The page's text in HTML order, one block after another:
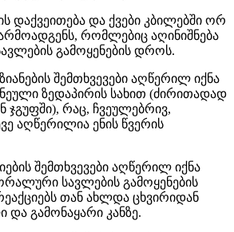
დაქვეითება და ქვები კბილებში ორ
რომლებიც აღინიშნება
გამოყენების დროს.
შემთხვევები აღწერილ იქნა
ზედაპირის სახით (ძირითადად
ჯგუფში), რაც, ჩვეულებრივ,
აღწერილია ენის წვერის
შემთხვევები აღწერილ იქნა
სავლების გამოყენების
თან ახლდა ცხვირიდან
და გამონაყარი კანზე.